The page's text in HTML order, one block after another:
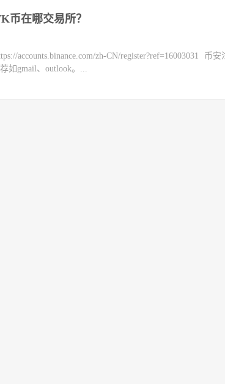
币在哪交易所？
accounts.binance.com/zh-CN/register?ref=16003031 币
如gmail、outlook。...